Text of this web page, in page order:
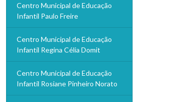
Centro Municipal de Educação
Infantil Paulo Freire
Centro Municipal de Educação
Infantil Regina Célia Domit
Centro Municipal de Educação
Infantil Rosiane Pinheiro Norato